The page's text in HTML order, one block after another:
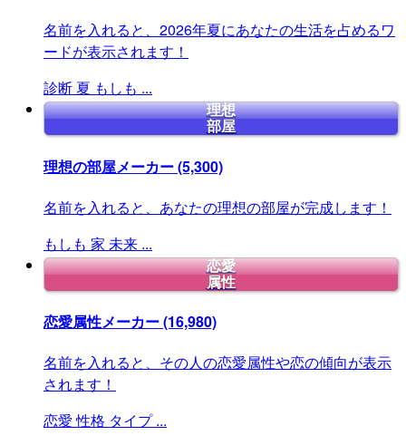
名前を入れると、2026年夏にあなたの生活を占めるワ
ードが表示されます！
診断 夏 もしも ...
理想
部屋
理想の部屋メーカー(5,300)
名前を入れると、あなたの理想の部屋が完成します！
もしも 家 未来 ...
恋愛
属性
恋愛属性メーカー(16,980)
名前を入れると、その人の恋愛属性や恋の傾向が表示
されます！
恋愛 性格 タイプ ...